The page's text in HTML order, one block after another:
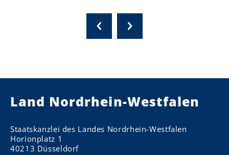
Land Nordrhein-Westfalen
Staatskanzlei des Landes Nordrhein-Westfalen
Horionplatz 1
40213 Düsseldorf